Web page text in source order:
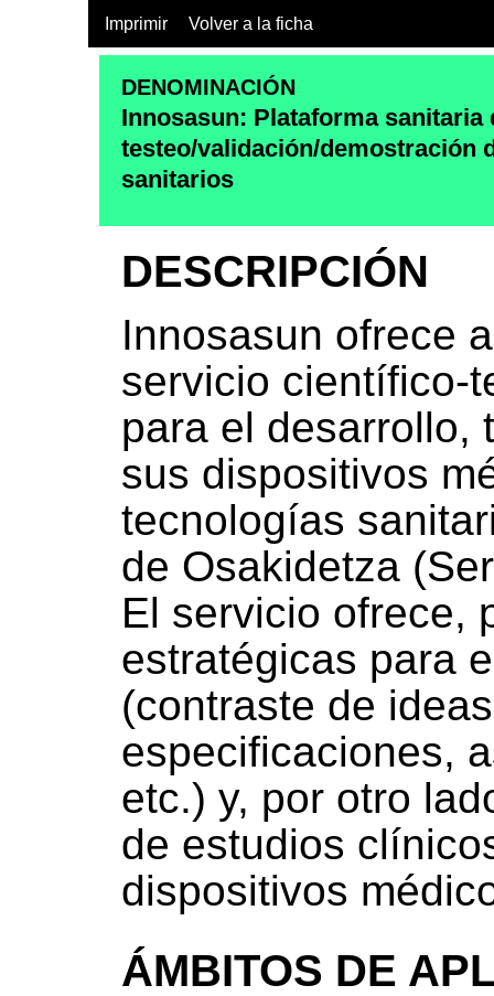
Imprimir Volver a la ficha
DENOMINACIÓN
Innosasun: Plataforma sanitaria
testeo/validación/demostración
sanitarios
DESCRIPCIÓN
Innosasun ofrece
servicio científico-
para el desarrollo,
sus dispositivos
tecnologías
de Osakidetza
El servicio ofrece,
estratégicas para
(contraste de
especificaciones,
etc.) y, por otro
de estudios
dispositivos
ÁMBITOS DE